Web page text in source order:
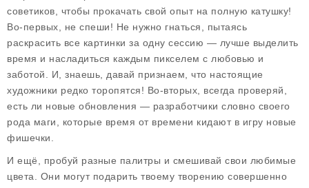
советиков, чтобы прокачать свой опыт на полную катушку!
Во-первых, не спеши! Не нужно гнаться, пытаясь
раскрасить все картинки за одну сессию — лучше выделить
время и насладиться каждым пикселем с любовью и
заботой. И, знаешь, давай признаем, что настоящие
художники редко торопятся! Во-вторых, всегда проверяй,
есть ли новые обновления — разработчики словно своего
рода маги, которые время от времени кидают в игру новые
фишечки.
И ещё, пробуй разные палитры и смешивай свои любимые
цвета. Они могут подарить твоему творению совершенно